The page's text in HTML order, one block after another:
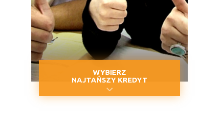
WYBIERZ
NAJTAŃSZY KREDYT